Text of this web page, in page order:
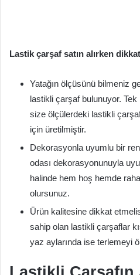
Lastik çarşaf satın alırken
Yatağın ölçüsünü bilmeniz
lastikli çarşaf bulunuyor.
size ölçülerdeki lastikli
için üretilmiştir.
Dekorasyonla uyumlu bir
odası dekorasyonunuyla
halinde hem hoş hemde
olursunuz.
Ürün kalitesine dikkat
sahip olan lastikli çarşaflar
yaz aylarında ise terlemeyi